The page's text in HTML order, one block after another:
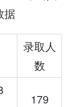
据
录取人
数
179